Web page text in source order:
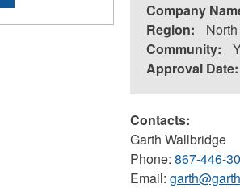
Company
Region:
Community:
Approval Date:
Contacts:
Garth Wallbridge
Phone: 867-446-
Email: